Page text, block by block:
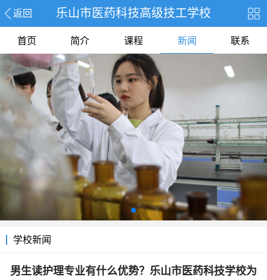
返回 乐山市医药科技高级技工学校
首页 简介 课程 新闻 联系
学校新闻
男生读护理专业有什么优势？乐山市医药科技学校为